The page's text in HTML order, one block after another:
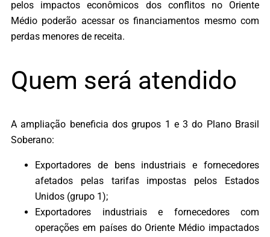
pelos impactos econômicos dos conflitos no Oriente
Médio poderão acessar os financiamentos mesmo com
perdas menores de receita.
Quem será atendido
A ampliação beneficia dos grupos 1 e 3 do Plano Brasil
Soberano:
Exportadores de bens industriais e fornecedores
afetados pelas tarifas impostas pelos Estados
Unidos (grupo 1);
Exportadores industriais e fornecedores com
operações em países do Oriente Médio impactados